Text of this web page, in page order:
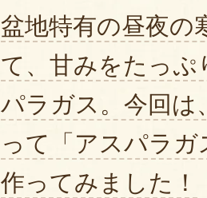
盆地特有の昼夜の
て、甘みをたっぷ
パラガス。今回は
って「アスパラ
作ってみました！